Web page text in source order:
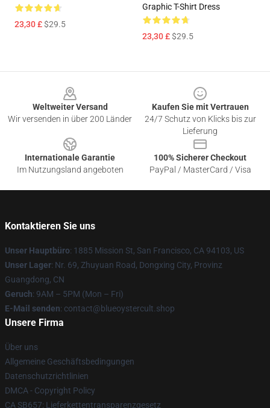
23,30 £$29.5
Graphic T-Shirt Dress
23,30 £$29.5
Weltweiter Versand
Wir versenden in über 200 Länder
Kaufen Sie mit Vertrauen
24/7 Schutz von Klicks bis zur
Lieferung
Internationale Garantie
Im Nutzungsland angeboten
100% Sicherer Checkout
PayPal / MasterCard / Visa
Kontaktieren Sie uns
Unser Hauptbüro: 1885 Mission St, San Francisco, CA 94103, US
Unser Lager: Nr. 69, Zhuyuan Road, Dongxing City, Provinz
Guangdong, CN
Geruch: 9AM – 5PM (Mon – Fri)
E-Mail senden: contact@blueoystercult.shop
Unsere Firma
Über uns
Allgemeine Geschäftsbedingungen
Datenschutzrichtlinien
DMCA - Copyright Policy
CA SB657: Lieferkettentransparenzgesetz